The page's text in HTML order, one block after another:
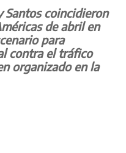
Santos coincidieron
de abril en
para
contra el tráfico
organizado en la